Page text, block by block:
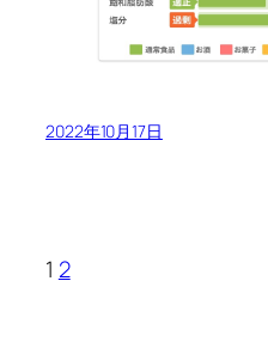
2022年10月17日
1 2